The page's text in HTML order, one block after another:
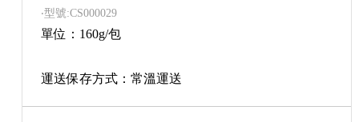
‧型號:CS000029
單位：160g/包
運送保存方式：常溫運送